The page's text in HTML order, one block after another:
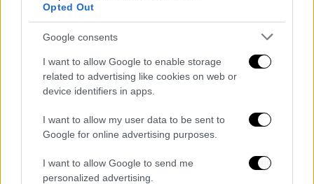
Opted Out
Google consents
I want to allow Google to enable storage
related to advertising like cookies on web or
device identifiers in apps.
I want to allow my user data to be sent to
Google for online advertising purposes.
I want to allow Google to send me
personalized advertising.
άλλο έδειξε αποφασιστικότητα και πάθος,
στοιχεία που έλειπαν από το παιχνίδι του
τους τελευταίους μήνες...
What a battle 🔥@steftsitsipas
match point to beat Griekspoor 6-7 7-
6 7-5 and move into his 80th ATP
quarter-final
#obnamroopen
pic.twitter.com/DI6FR3M8LB